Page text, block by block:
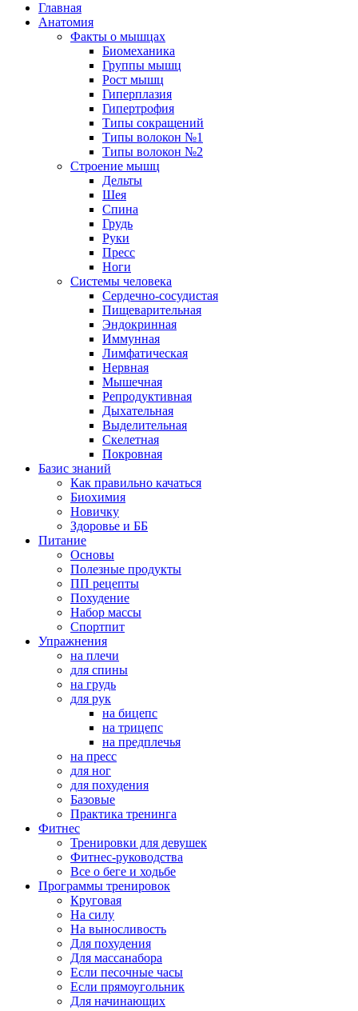
Главная
Анатомия
Факты о мышцах
Биомеханика
Группы мышц
Рост мышц
Гиперплазия
Гипертрофия
Типы сокращений
Типы волокон №1
Типы волокон №2
Строение мышц
Дельты
Шея
Спина
Грудь
Руки
Пресс
Ноги
Системы человека
Сердечно-сосудистая
Пищеварительная
Эндокринная
Иммунная
Лимфатическая
Нервная
Мышечная
Репродуктивная
Дыхательная
Выделительная
Скелетная
Покровная
Базис знаний
Как правильно качаться
Биохимия
Новичку
Здоровье и ББ
Питание
Основы
Полезные продукты
ПП рецепты
Похудение
Набор массы
Спортпит
Упражнения
на плечи
для спины
на грудь
для рук
на бицепс
на трицепс
на предплечья
на пресс
для ног
для похудения
Базовые
Практика тренинга
Фитнес
Тренировки для девушек
Фитнес-руководства
Все о беге и ходьбе
Программы тренировок
Круговая
На силу
На выносливость
Для похудения
Для массанабора
Если песочные часы
Если прямоугольник
Для начинающих